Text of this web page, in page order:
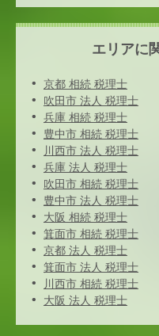
エリアに
京都 相続 税理士
吹田市 法人 税理士
兵庫 相続 税理士
豊中市 相続 税理士
川西市 法人 税理士
兵庫 法人 税理士
吹田市 相続 税理士
豊中市 法人 税理士
大阪 相続 税理士
箕面市 相続 税理士
京都 法人 税理士
箕面市 法人 税理士
川西市 相続 税理士
大阪 法人 税理士